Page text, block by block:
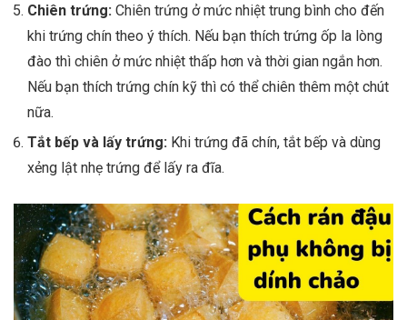
Chiên trứng: Chiên trứng ở mức nhiệt trung bình cho đến
khi trứng chín theo ý thích. Nếu bạn thích trứng ốp la lòng
đào thì chiên ở mức nhiệt thấp hơn và thời gian ngắn hơn.
Nếu bạn thích trứng chín kỹ thì có thể chiên thêm một chút
nữa.
Tắt bếp và lấy trứng: Khi trứng đã chín, tắt bếp và dùng
xẻng lật nhẹ trứng để lấy ra đĩa.